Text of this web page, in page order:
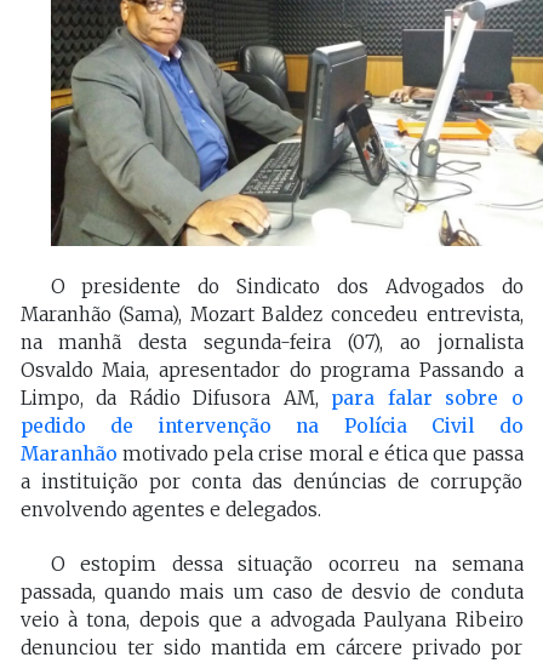
O presidente do Sindicato dos Advogados do
Maranhão (Sama), Mozart Baldez concedeu entrevista,
na manhã desta segunda-feira (07), ao jornalista
Osvaldo Maia, apresentador do programa Passando a
Limpo, da Rádio Difusora AM, para falar sobre o
pedido de intervenção na Polícia Civil do
Maranhão motivado pela crise moral e ética que passa
a instituição por conta das denúncias de corrupção
envolvendo agentes e delegados.
O estopim dessa situação ocorreu na semana
passada, quando mais um caso de desvio de conduta
veio à tona, depois que a advogada Paulyana Ribeiro
denunciou ter sido mantida em cárcere privado por